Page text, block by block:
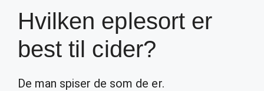
Hvilken eplesort er
best til cider?
De man spiser de som de er.